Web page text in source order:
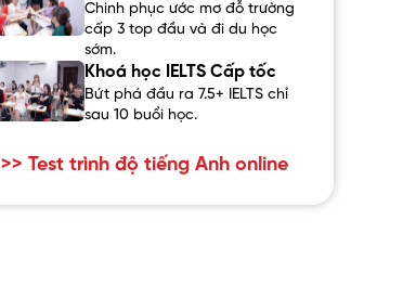
Chinh phục ước mơ đỗ trường
cấp 3 top đầu và đi du học
sớm.
Khoá học IELTS Cấp tốc
Bứt phá đầu ra 7.5+ IELTS chỉ
sau 10 buổi học.
>> Test trình độ tiếng Anh online